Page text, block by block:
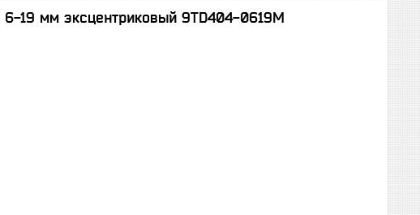
6-19 мм эксцентриковый 9TD404-0619M